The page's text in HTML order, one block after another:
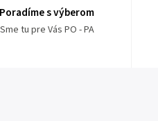
Poradíme s výberom
Sme tu pre Vás PO - PA